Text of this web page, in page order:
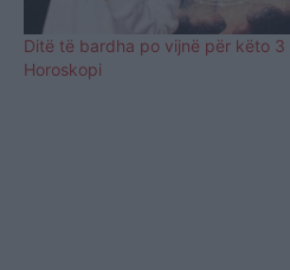
Ditë të bardha po vijnë për këto 3
Horoskopi